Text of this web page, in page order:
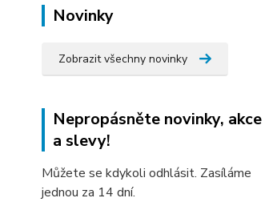
Novinky
Zobrazit všechny novinky
Nepropásněte novinky, akce
a slevy!
Můžete se kdykoli odhlásit. Zasíláme
jednou za 14 dní.